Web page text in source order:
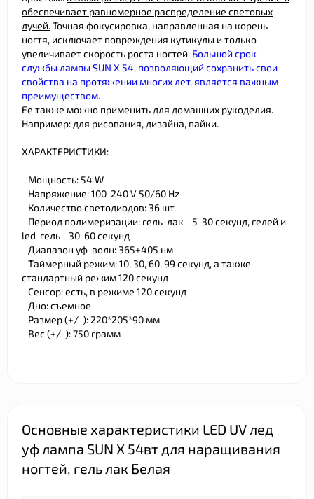
обеспечивает равномерное распределение световых
лучей.Точная фокусировка, направленная на корень
ногтя, исключает повреждения кутикулы и только
увеличивает скорость роста ногтей. Большой срок
службы лампы SUN X 54, позволяющий сохранить свои
свойства на протяжении многих лет, является важным
преимуществом.
Ее также можно применить для домашних рукоделия.
Например: для рисования, дизайна, пайки.
ХАРАКТЕРИСТИКИ:
- Мощность: 54 W
- Напряжение: 100-240 V 50/60 Hz
- Количество светодиодов: 36 шт.
- Период полимеризации: гель-лак - 5-30 секунд, гелей и
led-гель - 30-60 секунд
- Диапазон уф-волн: 365+405 нм
- Таймерный режим: 10, 30, 60, 99 секунд, а также
стандартный режим 120 секунд
- Сенсор: есть, в режиме 120 секунд
- Дно: съемное
- Размер (+/-): 220*205*90 мм
- Вес (+/-): 750 грамм
Основные характеристики LED UV лед
уф лампа SUN X 54вт для наращивания
ногтей, гель лак Белая